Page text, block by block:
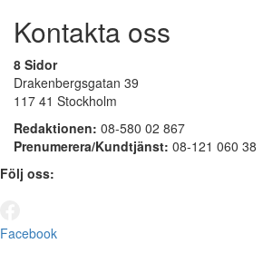
Kontakta oss
8 Sidor
Drakenbergsgatan 39
117 41 Stockholm
Redaktionen: 08-580 02 867
Prenumerera/Kundtjänst: 08-121 060 38
Följ oss:
Facebook